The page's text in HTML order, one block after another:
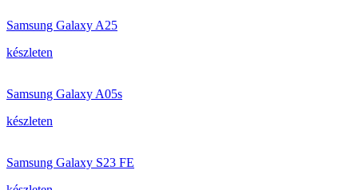
Samsung Galaxy A25
készleten
Samsung Galaxy A05s
készleten
Samsung Galaxy S23 FE